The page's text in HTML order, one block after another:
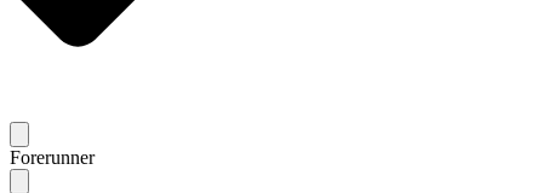
Forerunner